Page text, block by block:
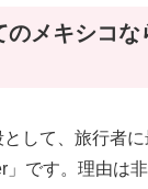
のメキシコ
として、旅行者
」です。理由は